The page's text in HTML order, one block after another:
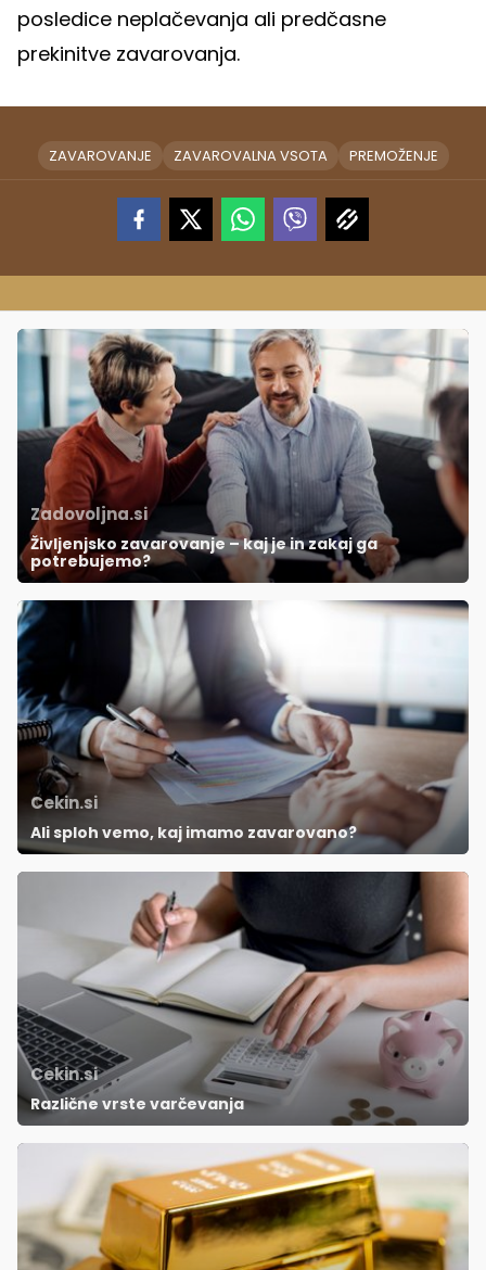
posledice neplačevanja ali predčasne
prekinitve zavarovanja.
ZAVAROVANJE ZAVAROVALNA VSOTA PREMOŽENJE
Zadovoljna.si
Življenjsko zavarovanje – kaj je in zakaj ga
potrebujemo?
Cekin.si
Ali sploh vemo, kaj imamo zavarovano?
Cekin.si
Različne vrste varčevanja